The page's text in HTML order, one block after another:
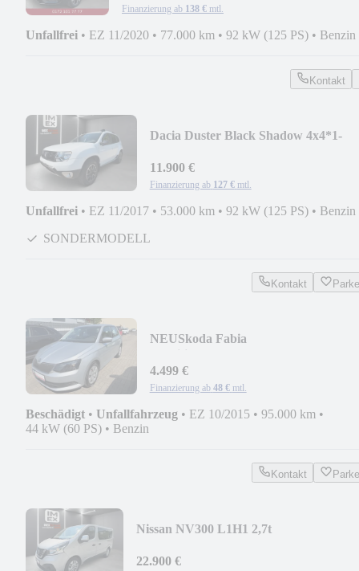
Finanzierung ab 138 € mtl.
Unfallfrei • EZ 11/2020 • 77.000 km • 92 kW (125 PS) • Benzin
Kontakt
Dacia Duster Black Shadow 4x4*1-
11.900 €
Finanzierung ab 127 € mtl.
Unfallfrei • EZ 11/2017 • 53.000 km • 92 kW (125 PS) • Benzin
SONDERMODELL
Kontakt
NEUSkoda Fabia
OKEY!ALLES OKEY!
4.499 €
Finanzierung ab 48 € mtl.
Beschädigt • Unfallfahrzeug • EZ 10/2015 • 95.000 km •
44 kW (60 PS) • Benzin
Kontakt
Nissan NV300 L1H1 2,7t
RAMPE
22.900 €